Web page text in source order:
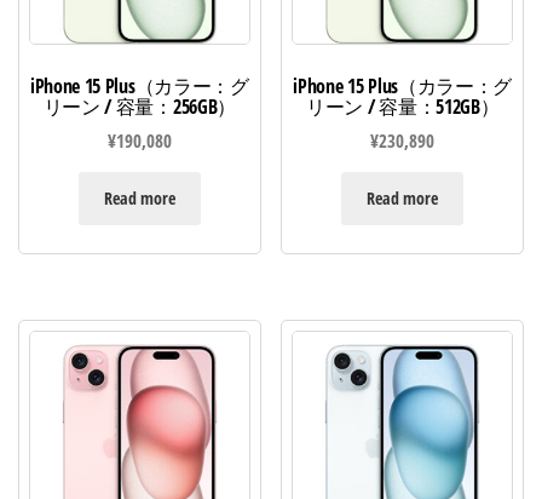
iPhone 15 Plus（カラー：グ
リーン / 容量：256GB）
¥190,080
Read more
iPhone 15 Plus（カラー：グ
リーン / 容量：512GB）
¥230,890
Read more